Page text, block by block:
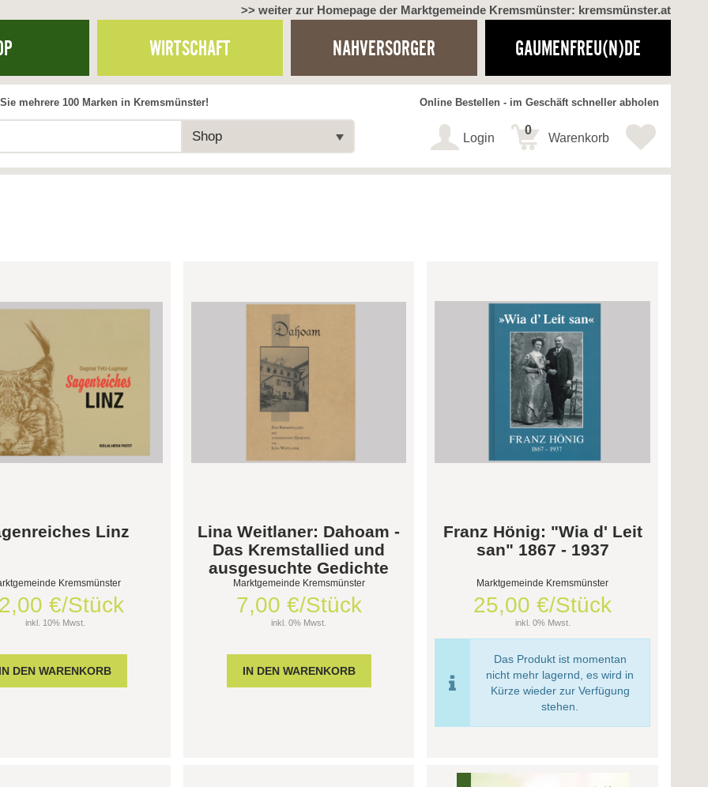
>> weiter zur Homepage der Marktgemeinde Kremsmünster: kremsmünster.at
WIRTSCHAFT NAHVERSORGER GAUMENFREU(N)DE
Shop
mehrere 100 Marken in Kremsmünster! Online Bestellen - im Geschäft schneller abholen
Login Warenkorb
0
Linz
Kremsmünster
€/Stück
inkl. 10% Mwst.
Lina Weitlaner: Dahoam -
Das Kremstallied und
ausgesuchte Gedichte
Marktgemeinde Kremsmünster
7,00 €/Stück
inkl. 0% Mwst.
Franz Hönig: "Wia d' Leit
san" 1867 - 1937
Marktgemeinde Kremsmünster
25,00 €/Stück
inkl. 0% Mwst.
Das Produkt ist momentan
nicht mehr lagernd, es wird in
Kürze wieder zur Verfügung
stehen.